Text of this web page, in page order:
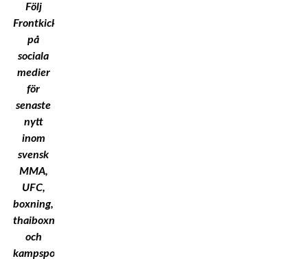
Följ
Frontkick.Online
på
sociala
medier
för
senaste
nytt
inom
svensk
MMA,
UFC,
boxning,
thaiboxning
och
kampsport!